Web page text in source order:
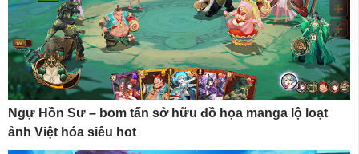
Ngự Hồn Sư – bom tấn sở hữu đồ họa manga lộ loạt
ảnh Việt hóa siêu hot